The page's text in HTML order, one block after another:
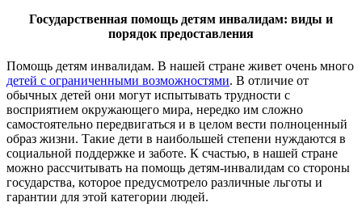
Государственная помощь детям инвалидам: виды и
порядок предоставления
Помощь детям инвалидам. В нашей стране живет очень много
детей с ограниченными возможностями. В отличие от
обычных детей они могут испытывать трудности с
восприятием окружающего мира, нередко им сложно
самостоятельно передвигаться и в целом вести полноценный
образ жизни. Такие дети в наибольшей степени нуждаются в
социальной поддержке и заботе. К счастью, в нашей стране
можно рассчитывать на помощь детям-инвалидам со стороны
государства, которое предусмотрело различные льготы и
гарантии для этой категории людей.